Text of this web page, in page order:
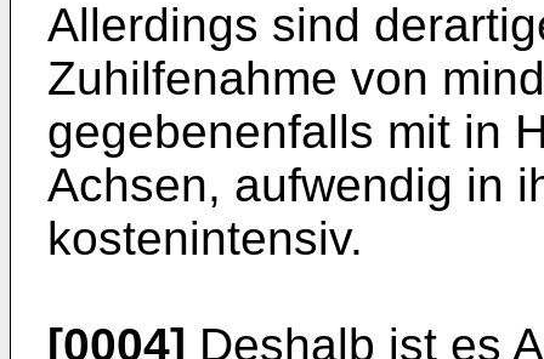
Allerdings sind
Zuhilfenahme von
gegebenenfalls mit in
Achsen, aufwendig in
kostenintensiv.
[0004] Deshalb ist es